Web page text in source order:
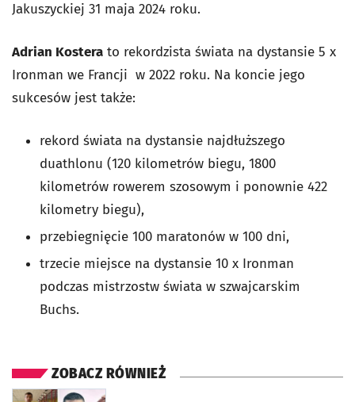
Jakuszyckiej 31 maja 2024 roku.
Adrian Kostera to rekordzista świata na dystansie 5 x
Ironman we Francji w 2022 roku. Na koncie jego
sukcesów jest także:
rekord świata na dystansie najdłuższego
duathlonu (120 kilometrów biegu, 1800
kilometrów rowerem szosowym i ponownie 422
kilometry biegu),
przebiegnięcie 100 maratonów w 100 dni,
trzecie miejsce na dystansie 10 x Ironman
podczas mistrzostw świata w szwajcarskim
Buchs.
ZOBACZ RÓWNIEŻ